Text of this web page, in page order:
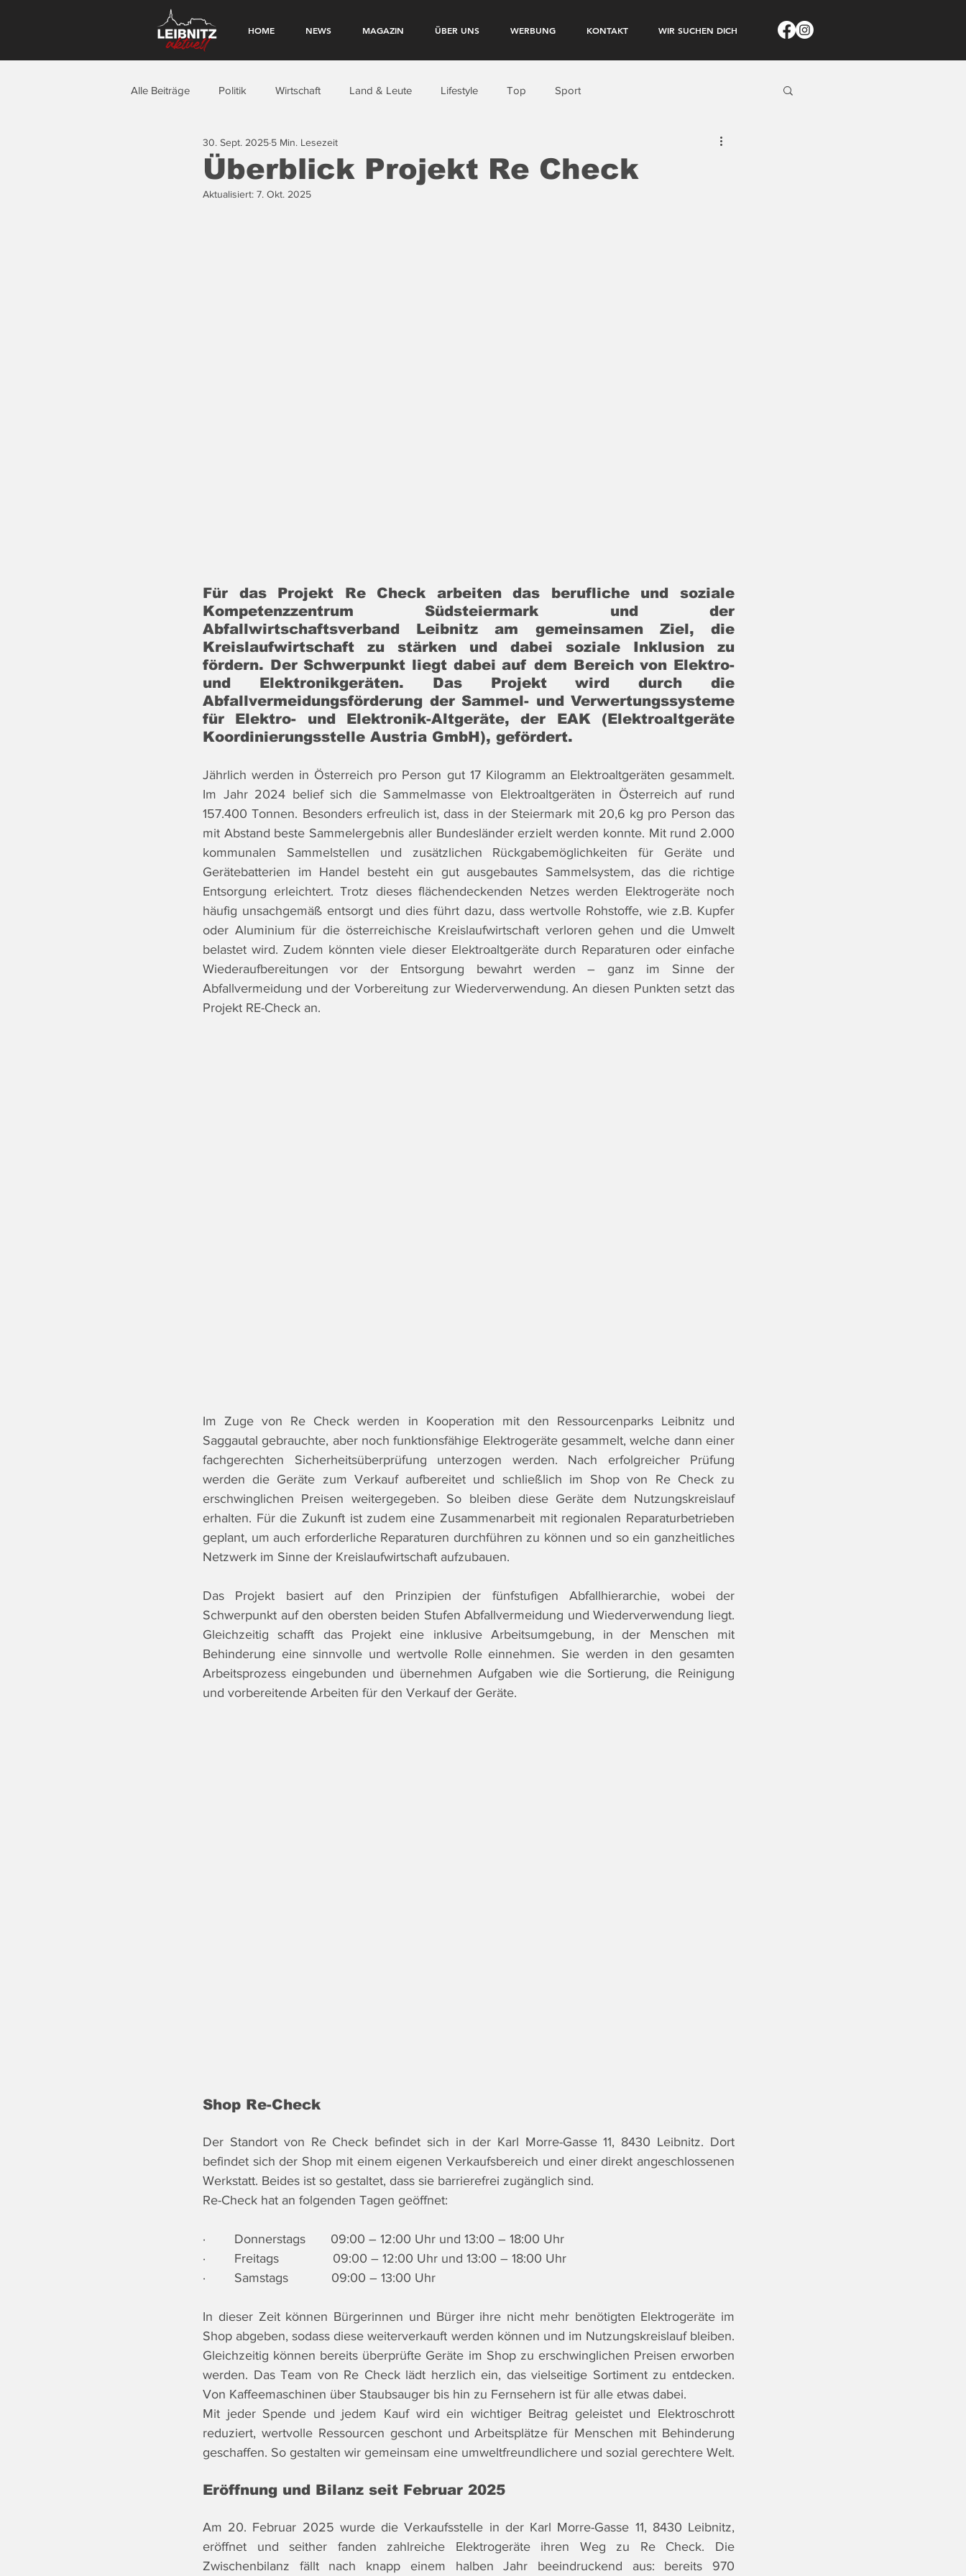
HOME NEWS MAGAZIN ÜBER UNS WERBUNG KONTAKT WIR SUCHEN DICH
Alle Beiträge Politik Wirtschaft Land & Leute Lifestyle Top Sport
Überblick Projekt Re Check
30. Sept. 2025 5 Min. Lesezeit
Aktualisiert: 7. Okt. 2025
Für das Projekt Re Check arbeiten das berufliche und soziale
Kompetenzzentrum Südsteiermark und der
Abfallwirtschaftsverband Leibnitz am gemeinsamen Ziel, die
Kreislaufwirtschaft zu stärken und dabei soziale Inklusion zu
fördern. Der Schwerpunkt liegt dabei auf dem Bereich von Elektro-
und Elektronikgeräten. Das Projekt wird durch die
Abfallvermeidungsförderung der Sammel- und Verwertungssysteme
für Elektro- und Elektronik-Altgeräte, der EAK (Elektroaltgeräte
Koordinierungsstelle Austria GmbH), gefördert.
Jährlich werden in Österreich pro Person gut 17 Kilogramm an Elektroaltgeräten gesammelt.
Im Jahr 2024 belief sich die Sammelmasse von Elektroaltgeräten in Österreich auf rund
157.400 Tonnen. Besonders erfreulich ist, dass in der Steiermark mit 20,6 kg pro Person das
mit Abstand beste Sammelergebnis aller Bundesländer erzielt werden konnte. Mit rund 2.000
kommunalen Sammelstellen und zusätzlichen Rückgabemöglichkeiten für Geräte und
Gerätebatterien im Handel besteht ein gut ausgebautes Sammelsystem, das die richtige
Entsorgung erleichtert. Trotz dieses flächendeckenden Netzes werden Elektrogeräte noch
häufig unsachgemäß entsorgt und dies führt dazu, dass wertvolle Rohstoffe, wie z.B. Kupfer
oder Aluminium für die österreichische Kreislaufwirtschaft verloren gehen und die Umwelt
belastet wird. Zudem könnten viele dieser Elektroaltgeräte durch Reparaturen oder einfache
Wiederaufbereitungen vor der Entsorgung bewahrt werden – ganz im Sinne der
Abfallvermeidung und der Vorbereitung zur Wiederverwendung. An diesen Punkten setzt das
Projekt RE-Check an.
Im Zuge von Re Check werden in Kooperation mit den Ressourcenparks Leibnitz und
Saggautal gebrauchte, aber noch funktionsfähige Elektrogeräte gesammelt, welche dann einer
fachgerechten Sicherheitsüberprüfung unterzogen werden. Nach erfolgreicher Prüfung
werden die Geräte zum Verkauf aufbereitet und schließlich im Shop von Re Check zu
erschwinglichen Preisen weitergegeben. So bleiben diese Geräte dem Nutzungskreislauf
erhalten. Für die Zukunft ist zudem eine Zusammenarbeit mit regionalen Reparaturbetrieben
geplant, um auch erforderliche Reparaturen durchführen zu können und so ein ganzheitliches
Netzwerk im Sinne der Kreislaufwirtschaft aufzubauen.
Das Projekt basiert auf den Prinzipien der fünfstufigen Abfallhierarchie, wobei der
Schwerpunkt auf den obersten beiden Stufen Abfallvermeidung und Wiederverwendung liegt.
Gleichzeitig schafft das Projekt eine inklusive Arbeitsumgebung, in der Menschen mit
Behinderung eine sinnvolle und wertvolle Rolle einnehmen. Sie werden in den gesamten
Arbeitsprozess eingebunden und übernehmen Aufgaben wie die Sortierung, die Reinigung
und vorbereitende Arbeiten für den Verkauf der Geräte.
Shop Re-Check
Der Standort von Re Check befindet sich in der Karl Morre-Gasse 11, 8430 Leibnitz. Dort
befindet sich der Shop mit einem eigenen Verkaufsbereich und einer direkt angeschlossenen
Werkstatt. Beides ist so gestaltet, dass sie barrierefrei zugänglich sind.
Re-Check hat an folgenden Tagen geöffnet:
·        Donnerstags       09:00 – 12:00 Uhr und 13:00 – 18:00 Uhr
·        Freitags               09:00 – 12:00 Uhr und 13:00 – 18:00 Uhr
·        Samstags            09:00 – 13:00 Uhr
In dieser Zeit können Bürgerinnen und Bürger ihre nicht mehr benötigten Elektrogeräte im
Shop abgeben, sodass diese weiterverkauft werden können und im Nutzungskreislauf bleiben.
Gleichzeitig können bereits überprüfte Geräte im Shop zu erschwinglichen Preisen erworben
werden. Das Team von Re Check lädt herzlich ein, das vielseitige Sortiment zu entdecken.
Von Kaffeemaschinen über Staubsauger bis hin zu Fernsehern ist für alle etwas dabei.
Mit jeder Spende und jedem Kauf wird ein wichtiger Beitrag geleistet und Elektroschrott
reduziert, wertvolle Ressourcen geschont und Arbeitsplätze für Menschen mit Behinderung
geschaffen. So gestalten wir gemeinsam eine umweltfreundlichere und sozial gerechtere Welt.
Eröffnung und Bilanz seit Februar 2025
Am 20. Februar 2025 wurde die Verkaufsstelle in der Karl Morre-Gasse 11, 8430 Leibnitz,
eröffnet und seither fanden zahlreiche Elektrogeräte ihren Weg zu Re Check. Die
Zwischenbilanz fällt nach knapp einem halben Jahr beeindruckend aus: bereits 970